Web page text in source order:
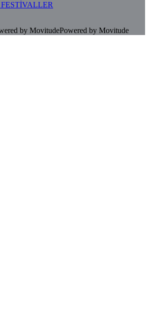
by MovitudePowered by Movitude